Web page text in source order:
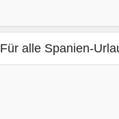
Für alle Spanien-